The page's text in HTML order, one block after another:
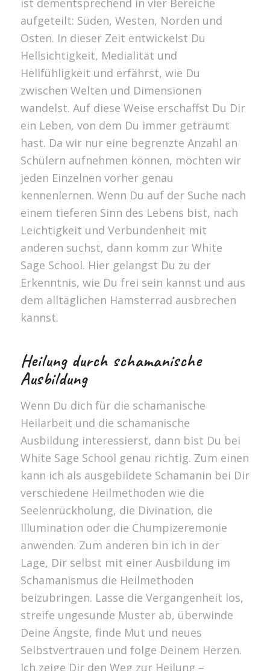
ist dementsprechend in vier Bereiche
aufgeteilt: Süden, Westen, Norden und
Osten. In dieser Zeit entwickelst Du
Hellsichtigkeit, Medialität und
Hellfühligkeit und erfährst, wie Du
zwischen Welten und Dimensionen
wandelst. Auf diese Weise erschaffst Du Dir
ein Leben, von dem Du immer geträumt
hast. Da wir nur eine begrenzte Anzahl an
Schülern aufnehmen können, möchten wir
jeden Einzelnen vorher genau
kennenlernen. Wenn Du auf der Suche nach
einem tieferen Sinn des Lebens bist, nach
Leichtigkeit und Verbundenheit mit
anderen suchst, dann komm zur White
Sage School. Hier gelangst Du zu der
Erkenntnis, wie Du frei sein kannst und aus
dem alltäglichen Hamsterrad ausbrechen
kannst.
Heilung durch schamanische
Ausbildung
Wenn Du dich für die schamanische
Heilarbeit und die schamanische
Ausbildung interessierst, dann bist Du bei
White Sage School genau richtig. Zum einen
kann ich als ausgebildete Schamanin bei Dir
verschiedene Heilmethoden wie die
Seelenrückholung, die Divination, die
Illumination oder die Chumpizeremonie
anwenden. Zum anderen bin ich in der
Lage, Dir selbst mit einer Ausbildung im
Schamanismus die Heilmethoden
beizubringen. Lasse die Vergangenheit los,
streife ungesunde Muster ab, überwinde
Deine Ängste, finde Mut und neues
Selbstvertrauen und folge Deinem Herzen.
Ich zeige Dir den Weg zur Heilung –